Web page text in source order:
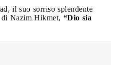
il suo sorriso splendente
di Nazim Hikmet, “Dio sia